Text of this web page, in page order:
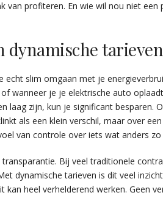
van profiteren. En wie wil nou niet een
dynamische tarieven
echt slim omgaan met je
wanneer je je elektrische auto
laag zijn, kun je significant besparen.
als een klein verschil, maar over
van controle over iets wat anders
Bij veel traditionele
dynamische tarieven is dit veel
kan heel verhelderend werken. Geen